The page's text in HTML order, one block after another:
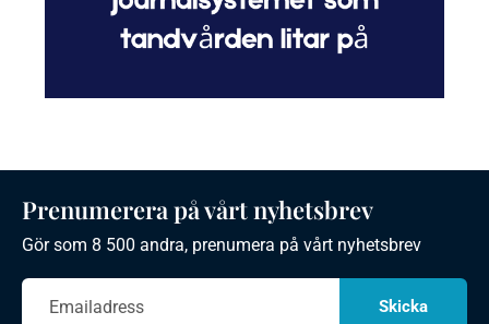
Prenumerera på vårt nyhetsbrev
Gör som 8 500 andra, prenumera på vårt nyhetsbrev